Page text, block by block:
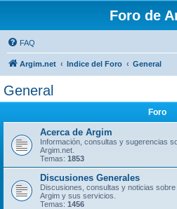
Foro de
FAQ
Argim.net Indice del Foro General
General
Foro
Acerca de Argim
Información, consultas y sugerencias
Argim.net.
Temas: 1853
Discusiones Generales
Discusiones, consultas y noticias
Argim y sus servicios.
Temas: 1456